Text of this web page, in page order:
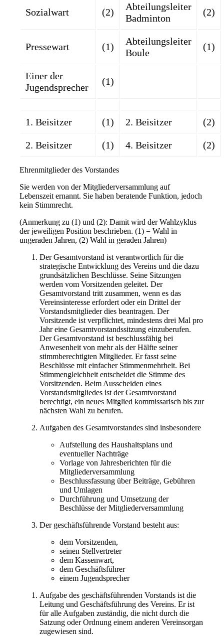
Sozialwart (2)
Abteilungsleiter
Badminton
(2)
Pressewart (1)
Abteilungsleiter
Boule
(1)
Einer der
Jugendsprecher
(1)
1. Beisitzer (1) 2. Beisitzer (2)
2. Beisitzer (1) 4. Beisitzer (2)
Ehrenmitglieder des Vorstandes
Sie werden von der Mitgliederversammlung auf
Lebenszeit ernannt. Sie haben beratende Funktion, jedoch
kein Stimmrecht.
(Anmerkung zu (1) und (2): Damit wird der Wahlzyklus
der jeweiligen Position beschrieben. (1) = Wahl in
ungeraden Jahren, (2) Wahl in geraden Jahren)
Der Gesamtvorstand ist verantwortlich für die
strategische Entwicklung des Vereins und die dazu
grundsätzlichen Beschlüsse. Seine Sitzungen
werden vom Vorsitzenden geleitet. Der
Gesamtvorstand tritt zusammen, wenn es das
Vereinsinteresse erfordert oder ein Drittel der
Vorstandsmitglieder dies beantragen. Der
Vorsitzende ist verpflichtet, mindestens drei Mal pro
Jahr eine Gesamtvorstandssitzung einzuberufen.
Der Gesamtvorstand ist beschlussfähig bei
Anwesenheit von mehr als der Hälfte seiner
stimmberechtigten Mitglieder. Er fasst seine
Beschlüsse mit einfacher Stimmenmehrheit. Bei
Stimmengleichheit entscheidet die Stimme des
Vorsitzenden. Beim Ausscheiden eines
Vorstandsmitgliedes ist der Gesamtvorstand
berechtigt, ein neues Mitglied kommissarisch bis zur
nächsten Wahl zu berufen.
Aufgaben des Gesamtvorstandes sind insbesondere
Aufstellung des Haushaltsplans und
eventueller Nachträge
Vorlage von Jahresberichten für die
Mitgliederversammlung
Beschlussfassung über Beiträge, Gebühren
und Umlagen
Durchführung und Umsetzung der
Beschlüsse der Mitgliederversammlung
Der geschäftsführende Vorstand besteht aus:
dem Vorsitzenden,
seinen Stellvertreter
dem Kassenwart,
dem Geschäftsführer
einem Jugendsprecher
Aufgabe des geschäftsführenden Vorstands ist die
Leitung und Geschäftsführung des Vereins. Er ist
für alle Aufgaben zuständig, die nicht durch die
Satzung oder Ordnung einem anderen Vereinsorgan
zugewiesen sind.